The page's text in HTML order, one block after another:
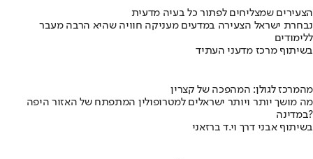
הצעירים שמצליחים לפתור כל בעיה מדעית
נבחרת ישראל הצעירה במדעים מעניקה חוויה שהיא הרבה מעבר
ללימודים
בשיתוף מרכז מדעני העתיד
מהמרכז לגולן: המהפכה של קצרין
מה מושך יותר ויותר ישראלים למטרופולין המתפתח של האזור היפה
במדינה?
בשיתוף אבני דרך וי.ד ברזאני